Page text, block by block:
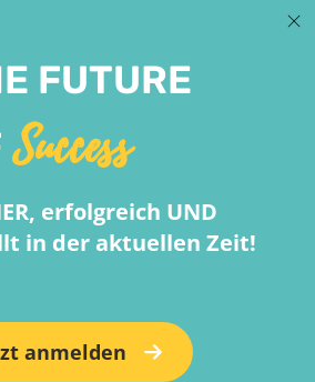
FUTURE
Success
erfolgreich UND
in der aktuellen Zeit!
anmelden